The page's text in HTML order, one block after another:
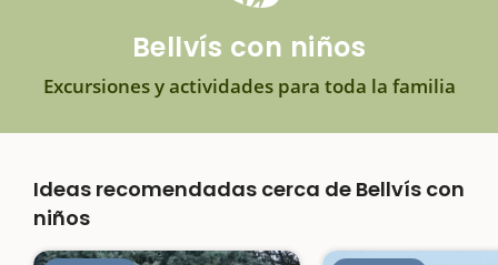
Bellvís con niños
Excursiones y actividades para toda la familia
Ideas recomendadas cerca de Bellvís con
niños